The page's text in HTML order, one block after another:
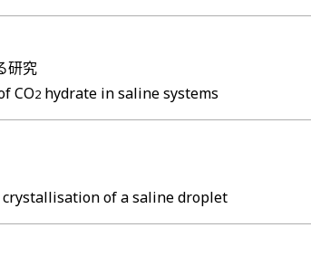
研究
CO2 hydrate in saline systems
of a saline droplet